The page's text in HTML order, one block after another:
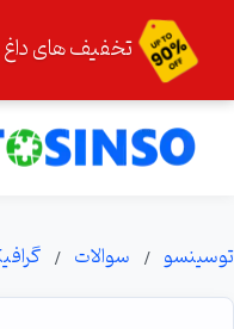
تخفیف های داغ
توسینسو سوالات